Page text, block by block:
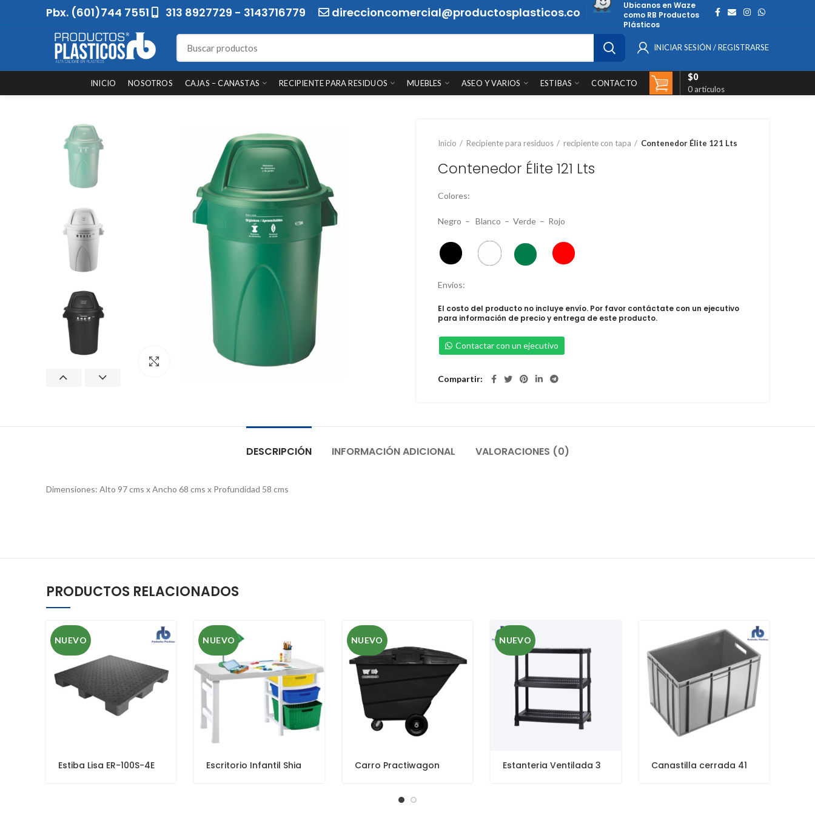
Pbx. (601)744 7551 313 8927729 - 3143716779 direccioncomercial@productosplasticos.co
Ubicanos en Waze
como RB Productos
Plásticos
INICIAR SESIÓN / REGISTRARSE
INICIO NOSOTROS CAJAS – CANASTAS RECIPIENTE PARA RESIDUOS MUEBLES ASEO Y VARIOS ESTIBAS CONTACTO
0 artículos
$0
Clic para ampliar
Inicio Recipiente para residuos recipiente con tapa Contenedor Élite 121 Lts
Contenedor Élite 121 Lts
Colores:
Negro – Blanco – Verde – Rojo
Envíos:
El costo del producto no incluye envío. Por favor contáctate con un ejecutivo
para información de precio y entrega de este producto.
Contactar con un ejecutivo
Compartir
DESCRIPCIÓN INFORMACIÓN ADICIONAL VALORACIONES (0)
Dimensiones: Alto 97 cms x Ancho 68 cms x Profundidad 58 cms
PRODUCTOS RELACIONADOS
NUEVO
Estiba Lisa ER-100S-4E
NUEVO
Escritorio Infantil Shia
NUEVO
Carro Practiwagon
NUEVO
Estanteria Ventilada 3
Canastilla cerrada 41